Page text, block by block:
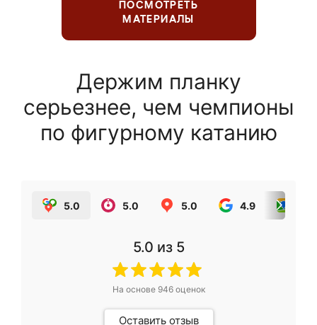
ПОСМОТРЕТЬ
МАТЕРИАЛЫ
Держим планку
серьезнее, чем чемпионы
по фигурному катанию
5.0 5.0 5.0 4.9
5.0 из 5
На основе 946оценок
Оставить отзыв